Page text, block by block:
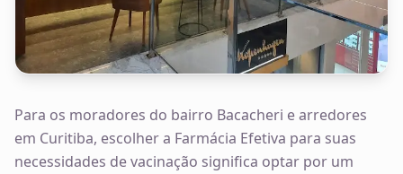
Para os moradores do bairro Bacacheri e arredores
em Curitiba, escolher a Farmácia Efetiva para suas
necessidades de vacinação significa optar por um